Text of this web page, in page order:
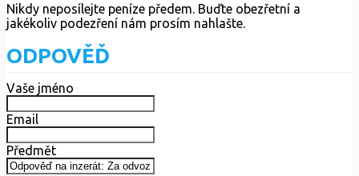
Nikdy neposílejte peníze předem. Buďte obezřetní a
jakékoliv podezření nám prosím nahlašte.
ODPOVĚĎ
Vaše jméno
Email
Předmět